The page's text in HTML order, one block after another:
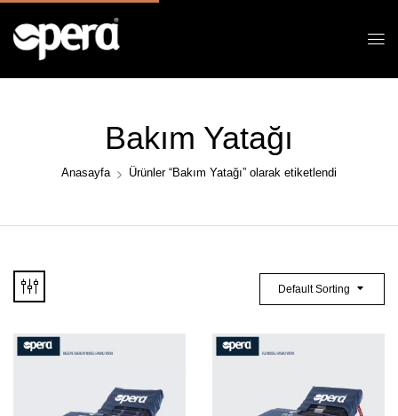
Bakım Yatağı
Anasayfa Ürünler “Bakım Yatağı” olarak etiketlendi
Default Sorting